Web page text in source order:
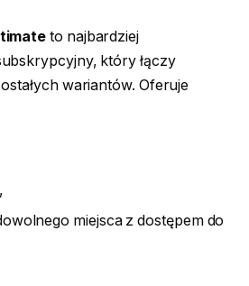
to najbardziej
który łączy
wariantów. Oferuje
miejsca z dostępem do